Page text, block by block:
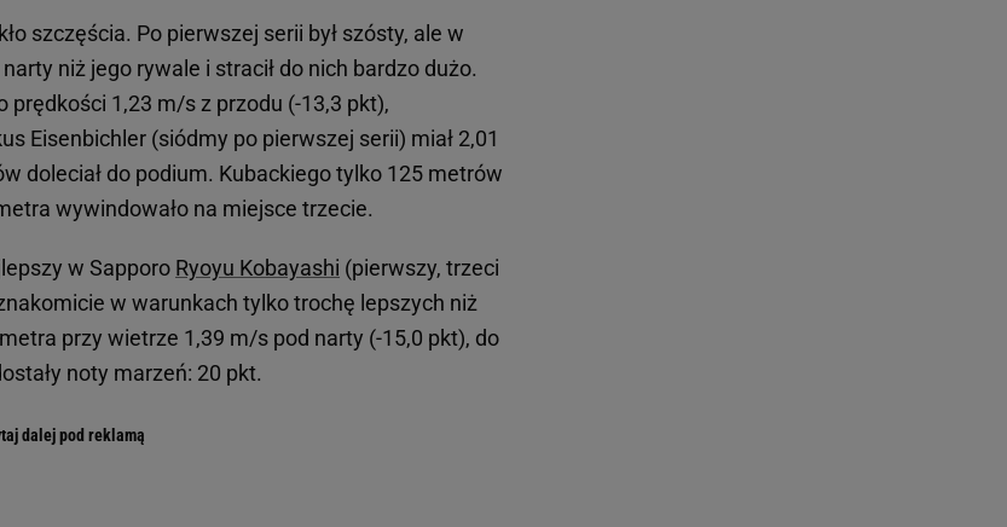
szczęścia. Po pierwszej serii był szósty, ale w
niż jego rywale i stracił do nich bardzo dużo.
prędkości 1,23 m/s z przodu (-13,3 pkt),
Eisenbichler (siódmy po pierwszej serii) miał 2,01
doleciał do podium. Kubackiego tylko 125 metrów
wywindowało na miejsce trzecie.
w Sapporo Ryoyu Kobayashi (pierwszy, trzeci
w warunkach tylko trochę lepszych niż
przy wietrze 1,39 m/s pod narty (-15,0 pkt), do
noty marzeń: 20 pkt.